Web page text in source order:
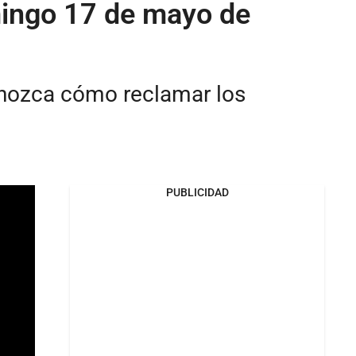
17 de mayo de
cómo reclamar los
PUBLICIDAD